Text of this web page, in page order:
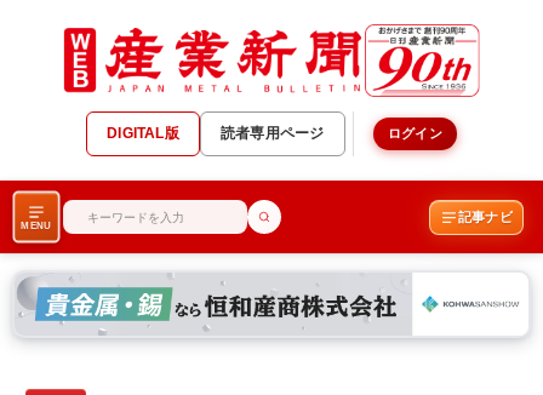
DIGITAL版 読者専用ページ ログイン
MENU
記事ナビ